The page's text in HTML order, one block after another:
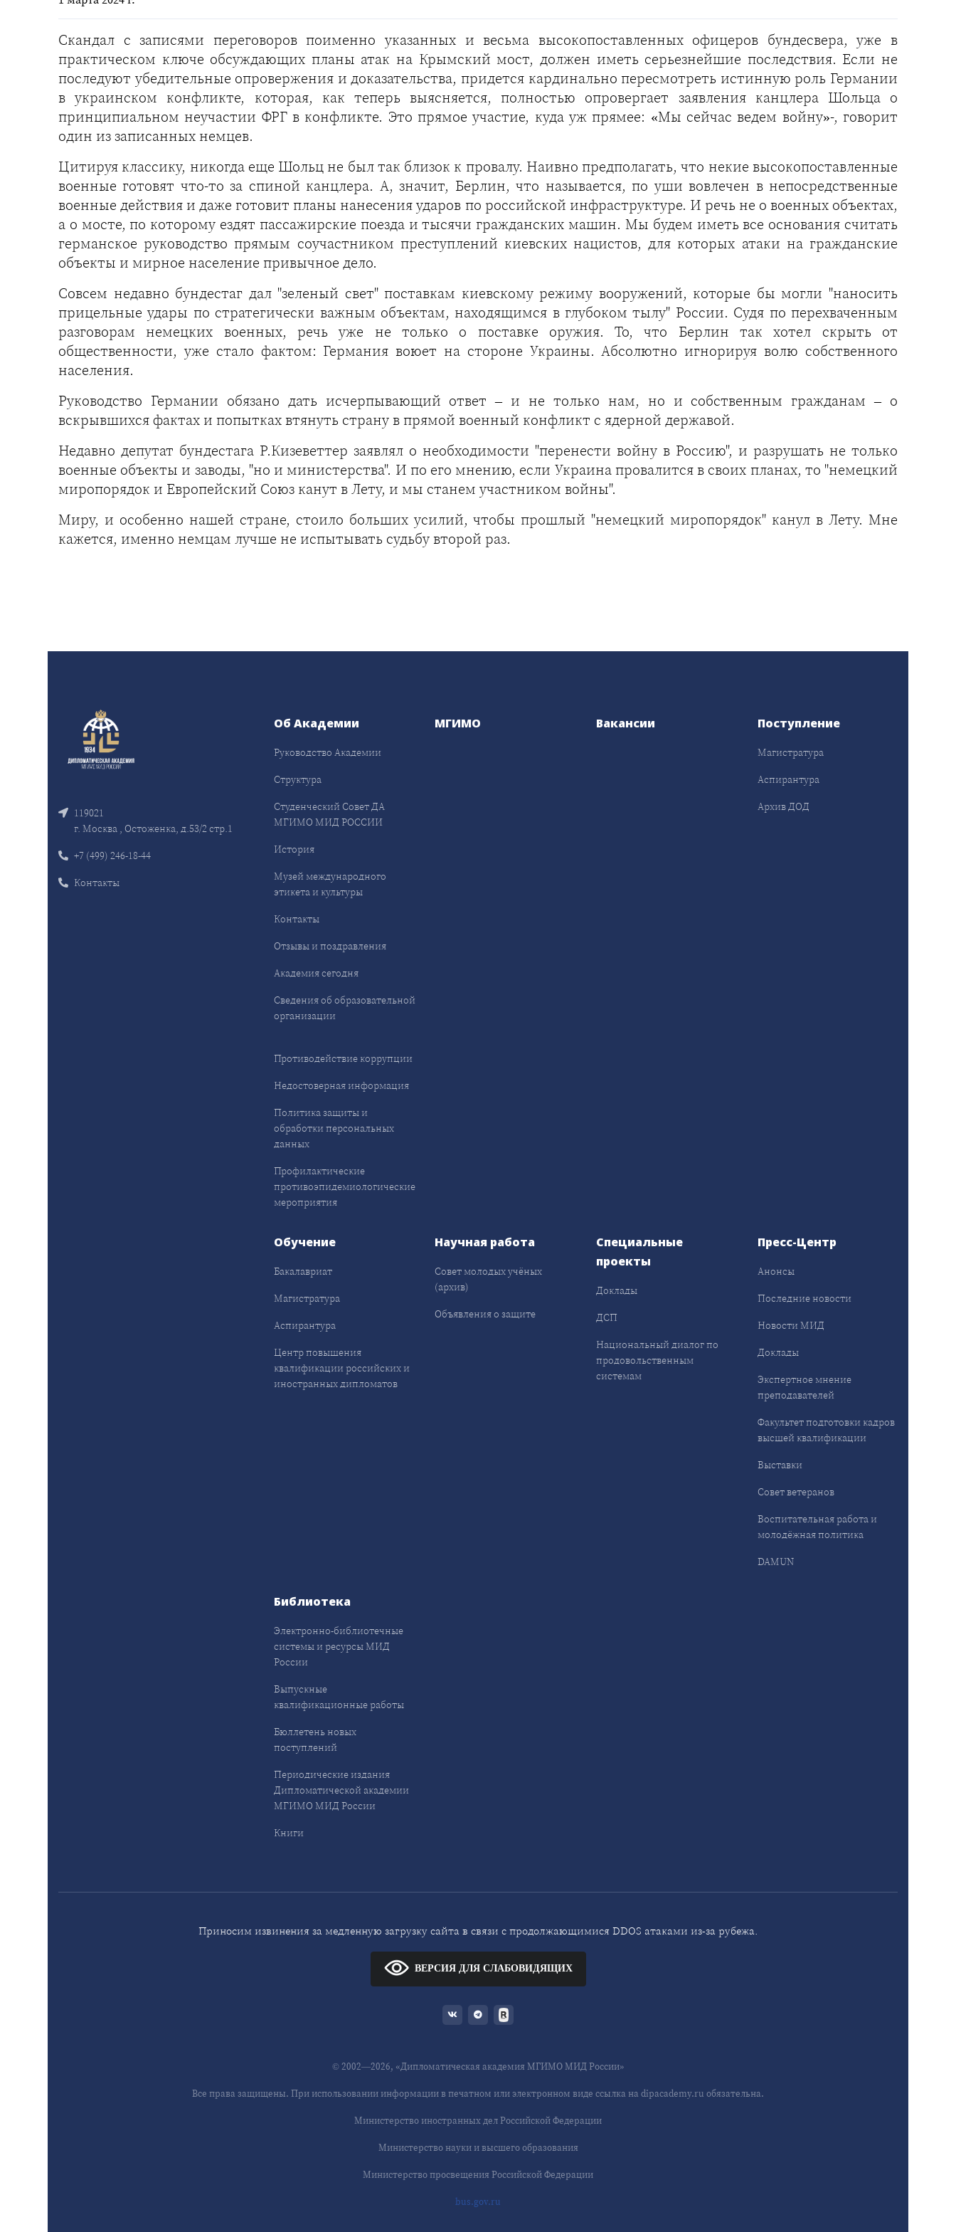
Скандал с записями переговоров поименно указанных и весьма высокопоставленных офицеров бундесвера, уже в
практическом ключе обсуждающих планы атак на Крымский мост, должен иметь серьезнейшие последствия. Если не
последуют убедительные опровержения и доказательства, придется кардинально пересмотреть истинную роль Германии
в украинском конфликте, которая, как теперь выясняется, полностью опровергает заявления канцлера Шольца о
принципиальном неучастии ФРГ в конфликте. Это прямое участие, куда уж прямее: «Мы сейчас ведем войну»-, говорит
один из записанных немцев.
Цитируя классику, никогда еще Шольц не был так близок к провалу. Наивно предполагать, что некие высокопоставленные
военные готовят что-то за спиной канцлера. А, значит, Берлин, что называется, по уши вовлечен в непосредственные
военные действия и даже готовит планы нанесения ударов по российской инфраструктуре. И речь не о военных объектах,
а о мосте, по которому ездят пассажирские поезда и тысячи гражданских машин. Мы будем иметь все основания считать
германское руководство прямым соучастником преступлений киевских нацистов, для которых атаки на гражданские
объекты и мирное население привычное дело.
Совсем недавно бундестаг дал "зеленый свет" поставкам киевскому режиму вооружений, которые бы могли "наносить
прицельные удары по стратегически важным объектам, находящимся в глубоком тылу" России. Судя по перехваченным
разговорам немецких военных, речь уже не только о поставке оружия. То, что Берлин так хотел скрыть от
общественности, уже стало фактом: Германия воюет на стороне Украины. Абсолютно игнорируя волю собственного
населения.
Руководство Германии обязано дать исчерпывающий ответ – и не только нам, но и собственным гражданам – о
вскрывшихся фактах и попытках втянуть страну в прямой военный конфликт с ядерной державой.
Недавно депутат бундестага Р.Кизеветтер заявлял о необходимости "перенести войну в Россию", и разрушать не только
военные объекты и заводы, "но и министерства". И по его мнению, если Украина провалится в своих планах, то "немецкий
миропорядок и Европейский Союз канут в Лету, и мы станем участником войны".
Миру, и особенно нашей стране, стоило больших усилий, чтобы прошлый "немецкий миропорядок" канул в Лету. Мне
кажется, именно немцам лучше не испытывать судьбу второй раз.
119021
г. Москва , Остоженка, д.53/2 стр.1
+7 (499) 246-18-44
Контакты
Об Академии
Руководство Академии
Структура
Студенческий Совет ДА
МГИМО МИД РОССИИ
История
Музей международного
этикета и культуры
Контакты
Отзывы и поздравления
Академия сегодня
Сведения об образовательной
организации
Противодействие коррупции
Недостоверная информация
Политика защиты и
обработки персональных
данных
Профилактические
противоэпидемиологические
мероприятия
МГИМО Вакансии Поступление
Магистратура
Аспирантура
Архив ДОД
Обучение
Бакалавриат
Магистратура
Аспирантура
Центр повышения
квалификации российских и
иностранных дипломатов
Научная работа
Совет молодых учёных
(архив)
Объявления о защите
Специальные
проекты
Доклады
ДСП
Национальный диалог по
продовольственным
системам
Пресс-Центр
Анонсы
Последние новости
Новости МИД
Доклады
Экспертное мнение
преподавателей
Факультет подготовки кадров
высшей квалификации
Выставки
Совет ветеранов
Воспитательная работа и
молодёжная политика
DAMUN
Библиотека
Электронно-библиотечные
системы и ресурсы МИД
России
Выпускные
квалификационные работы
Бюллетень новых
поступлений
Периодические издания
Дипломатической академии
МГИМО МИД России
Книги
Приносим извинения за медленную загрузку сайта в связи с продолжающимися DDOS атаками из-за рубежа.
ВЕРСИЯ ДЛЯ СЛАБОВИДЯЩИХ
© 2002—2026, «Дипломатическая академия МГИМО МИД России»
Все права защищены. При использовании информации в печатном или электронном виде ссылка на dipacademy.ru обязательна.
Министерство иностранных дел Российской Федерации
Министерство науки и высшего образования
Министерство просвещения Российской Федерации
bus.gov.ru